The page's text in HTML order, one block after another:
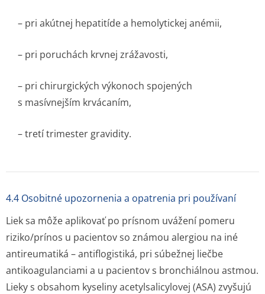
– pri akútnej hepatitíde a hemolytickej anémii,
– pri poruchách krvnej zrážavosti,
– pri chirurgických výkonoch spojených
s masívnejším krvácaním,
– tretí trimester gravidity.
4.4 Osobitné upozornenia a opatrenia pri používaní
Liek sa môže aplikovať po prísnom uvážení pomeru
riziko/prínos u pacientov so známou alergiou na iné
antireumatiká – antiflogistiká, pri súbežnej liečbe
antikoagulanciami a u pacientov s bronchiálnou astmou.
Lieky s obsahom kyseliny acetylsalicylovej (ASA) zvyšujú